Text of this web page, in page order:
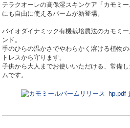
テラクオーレの髙保湿スキンケア「カモミ
にも自由に使えるバームが新登場。
バイオダイナミック有機栽培農法のカモミ
ンド。
手のひらの温かさでやわらかく溶ける植物
トレスから守ります。
子供から大人までお使いいただける、常備
ムです。